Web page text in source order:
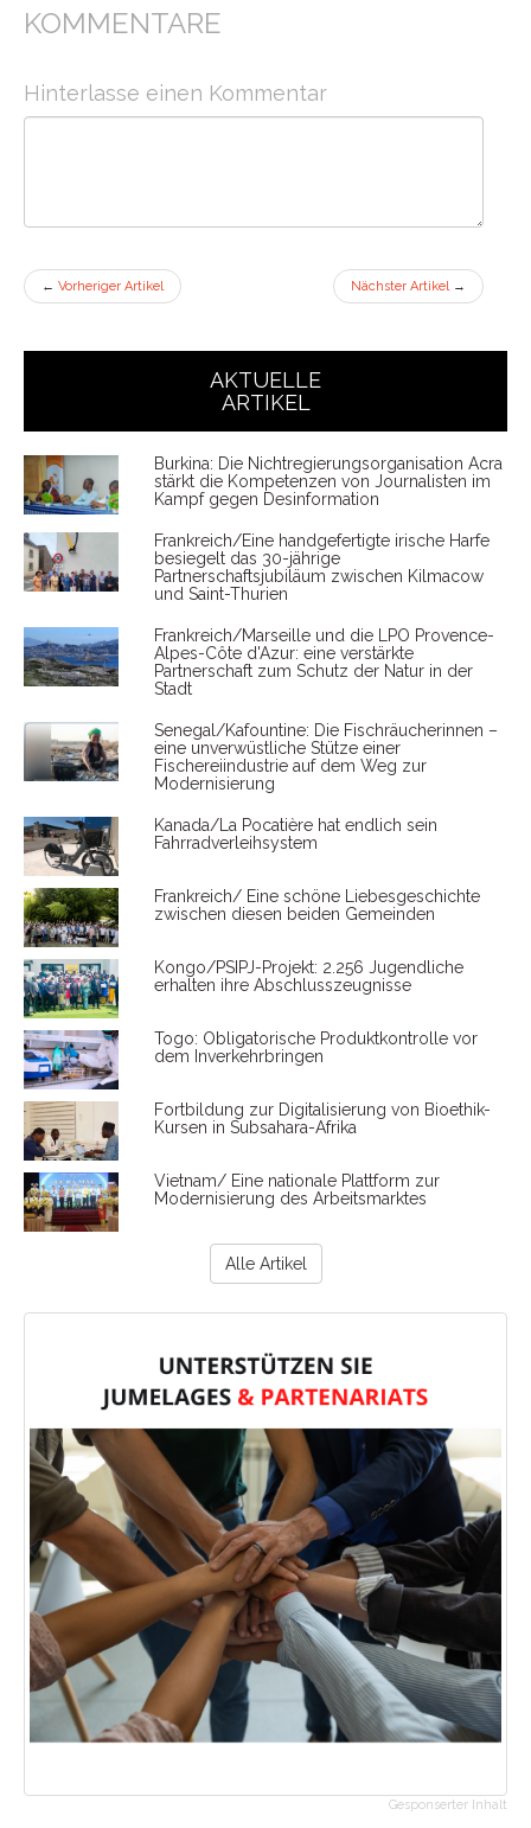
KOMMENTARE
Hinterlasse einen Kommentar
← Vorheriger Artikel Nächster Artikel →
AKTUELLE
ARTIKEL
Burkina: Die Nichtregierungsorganisation Acra
stärkt die Kompetenzen von Journalisten im
Kampf gegen Desinformation
Frankreich/Eine handgefertigte irische Harfe
besiegelt das 30-jährige
Partnerschaftsjubiläum zwischen Kilmacow
und Saint-Thurien
Frankreich/Marseille und die LPO Provence-
Alpes-Côte d'Azur: eine verstärkte
Partnerschaft zum Schutz der Natur in der
Stadt
Senegal/Kafountine: Die Fischräucherinnen –
eine unverwüstliche Stütze einer
Fischereiindustrie auf dem Weg zur
Modernisierung
Kanada/La Pocatière hat endlich sein
Fahrradverleihsystem
Frankreich/ Eine schöne Liebesgeschichte
zwischen diesen beiden Gemeinden
Kongo/PSIPJ-Projekt: 2.256 Jugendliche
erhalten ihre Abschlusszeugnisse
Togo: Obligatorische Produktkontrolle vor
dem Inverkehrbringen
Fortbildung zur Digitalisierung von Bioethik-
Kursen in Subsahara-Afrika
Vietnam/ Eine nationale Plattform zur
Modernisierung des Arbeitsmarktes
Alle Artikel
Gesponserter Inhalt